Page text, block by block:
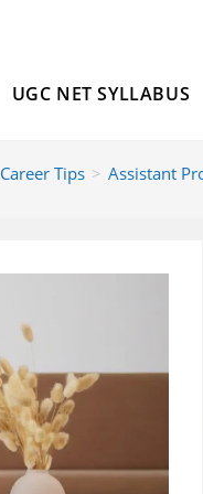
UGC NET SYLLABUS
Career Tips > Assistant